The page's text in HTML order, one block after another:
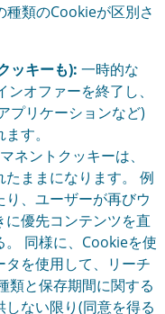
類のCookieが区別さ
ッキーも): 一時的な
オファーを終了し、
プリケーションなど)
す。
ネントクッキーは、
ままになります。 例
、ユーザーが再びウ
優先コンテンツを直
同様に、Cookieを使
を使用して、リーチ
類と保存期間に関する
ない限り(同意を得る